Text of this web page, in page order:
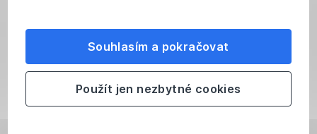
Souhlasím a pokračovat
Použít jen nezbytné cookies